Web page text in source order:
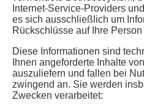
Internet-Service-Providers
es sich ausschließlich um
Rückschlüsse auf Ihre
Diese Informationen sind
Ihnen angeforderte Inhalte
auszuliefern und fallen bei
zwingend an. Sie werden
Zwecken verarbeitet: